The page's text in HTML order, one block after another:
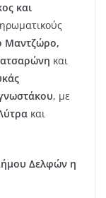
και
Μαντζώρο,
και
, με
και
Δελφών η